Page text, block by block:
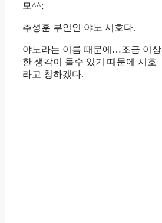
모^^;
추성훈 부인인 야노 시호다.
야노라는 이름 때문에…조금 이상
한 생각이 들수 있기 때문에 시호
라고 칭하겠다.